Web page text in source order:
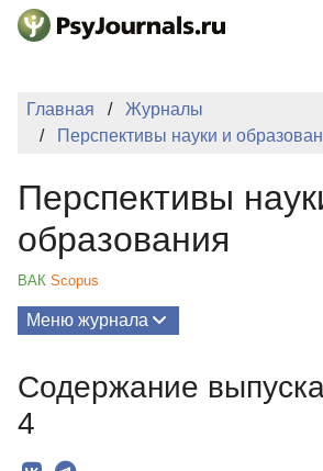
Перейти к основному содержанию
НОВОСТИ
ИЗДАНИЯ
АВТОРЫ
БАЗА ЗНАНИЙ
КЛЮЧЕВЫЕ
Регистрация
Главная
Журналы
Перспективы науки и
Перспективы
образования
ВАК Scopus
Меню журнала
О Журнале
Содержание
4